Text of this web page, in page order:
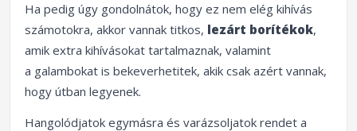
Ha pedig úgy gondolnátok, hogy ez nem elég kihívás
számotokra, akkor vannak titkos, lezárt borítékok,
amik extra kihívásokat tartalmaznak, valamint
a galambokat is bekeverhetitek, akik csak azért vannak,
hogy útban legyenek.
Hangolódjatok egymásra és varázsoljatok rendet a